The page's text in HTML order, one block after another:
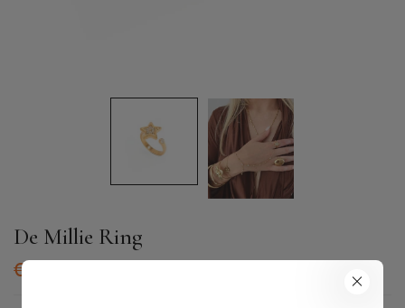
De Millie Ring
€29,95